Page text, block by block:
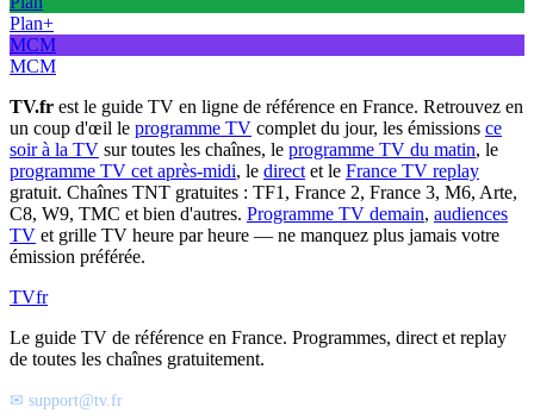
Plan+
MCM
MCM
TV.fr est le guide TV en ligne de référence en France. Retrouvez en
un coup d'œil le programme TV complet du jour, les émissions ce
soir à la TV sur toutes les chaînes, le programme TV du matin, le
programme TV cet après-midi, le direct et le France TV replay
gratuit. Chaînes TNT gratuites : TF1, France 2, France 3, M6, Arte,
C8, W9, TMC et bien d'autres. Programme TV demain, audiences
TV et grille TV heure par heure — ne manquez plus jamais votre
émission préférée.
TVfr
Le guide TV de référence en France. Programmes, direct et replay
de toutes les chaînes gratuitement.
✉ support@tv.fr